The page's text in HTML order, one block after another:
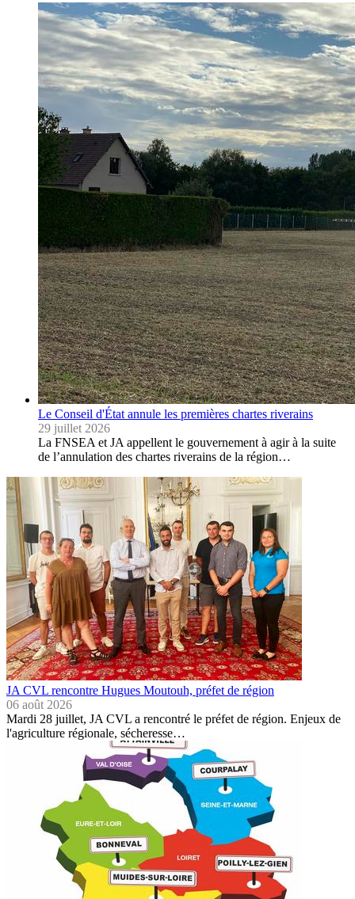
Le Conseil d'État annule les premières chartes riverains
29 juillet 2026
La FNSEA et JA appellent le gouvernement à agir à la suite
de l’annulation des chartes riverains de la région…
JA CVL rencontre Hugues Moutouh, préfet de région
06 août 2026
Mardi 28 juillet, JA CVL a rencontré le préfet de région. Enjeux de
l'agriculture régionale, sécheresse…